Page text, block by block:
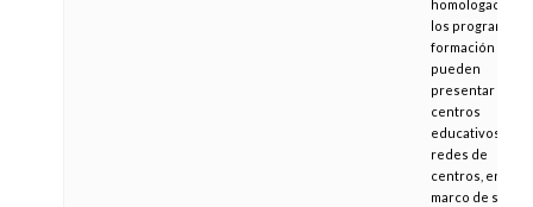
homologación
los programas
formación que
pueden
presentar los
centros
educativos o
redes de
centros, en el
marco de su